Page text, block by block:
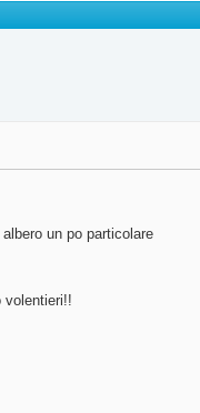
un po particolare
volentieri!!